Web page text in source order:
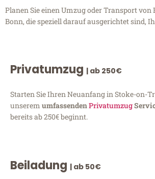
Planen Sie einen Umzug oder Transport
Bonn, die speziell darauf ausgerichtet sind,
Privatumzug | ab 250€
Starten Sie Ihren Neuanfang in Stoke-on-
unserem umfassendenPrivatumzug
bereits ab 250€ beginnt.
Beiladung | ab 50€